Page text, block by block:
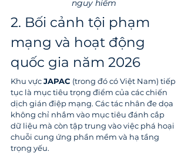
nguy hiểm
2. Bối cảnh tội phạm
mạng và hoạt động
quốc gia năm 2026
Khu vực JAPAC (trong đó có Việt Nam) tiếp
tục là mục tiêu trọng điểm của các chiến
dịch gián điệp mạng. Các tác nhân đe dọa
không chỉ nhắm vào mục tiêu đánh cắp
dữ liệu mà còn tập trung vào việc phá hoại
chuỗi cung ứng phần mềm và hạ tầng
trọng yếu.